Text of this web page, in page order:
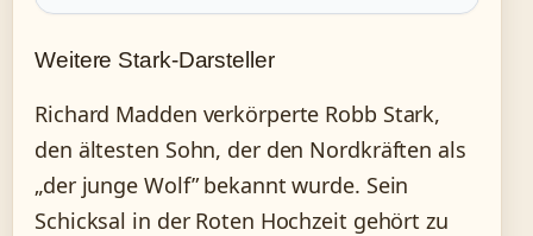
Weitere Stark-Darsteller
Richard Madden verkörperte Robb Stark,
den ältesten Sohn, der den Nordkräften als
„der junge Wolf” bekannt wurde. Sein
Schicksal in der Roten Hochzeit gehört zu